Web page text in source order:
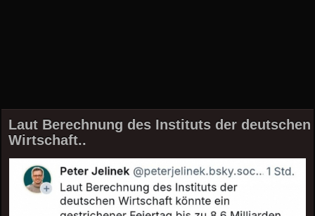
Laut Berechnung des Instituts der deutschen
Wirtschaft..